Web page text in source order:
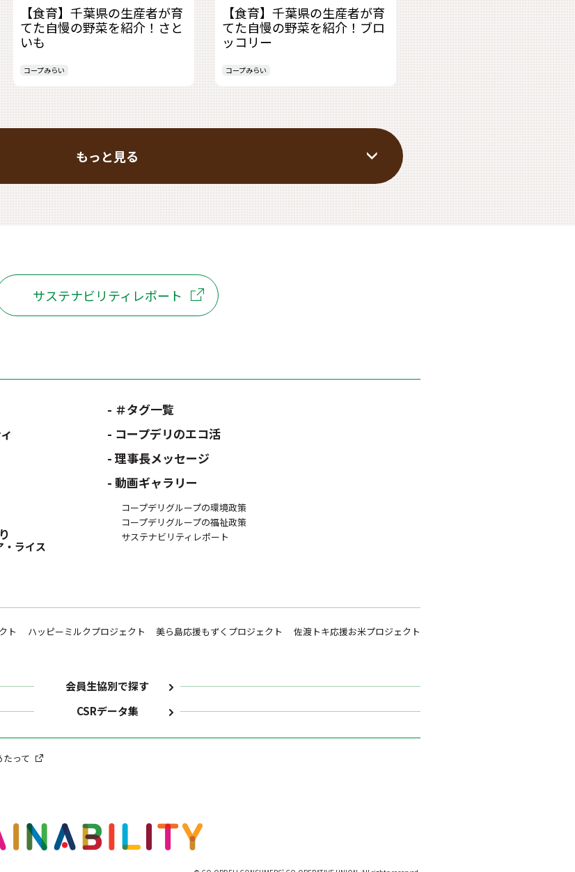
【食育】千葉県の生産者が育
てた自慢の野菜を紹介！さと
いも
コープみらい
【食育】千葉県の生産者が育
てた自慢の野菜を紹介！ブロ
ッコリー
コープみらい
もっと見る
サステナビリティレポート
・ライス
- ＃タグ一覧
- コープデリのエコ活
- 理事長メッセージ
- 動画ギャラリー
コープデリグループの環境政策
コープデリグループの福祉政策
サステナビリティレポート
ト ハッピーミルクプロジェクト 美ら島応援もずくプロジェクト 佐渡トキ応援お米プロジェクト
会員生協別で探す
CSRデータ集
って